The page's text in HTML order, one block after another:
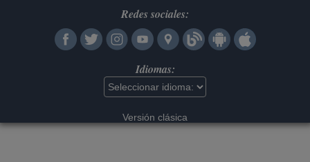
Redes sociales:
Idiomas:
Versión clásica